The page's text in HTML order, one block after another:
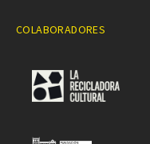
COLABORADORES